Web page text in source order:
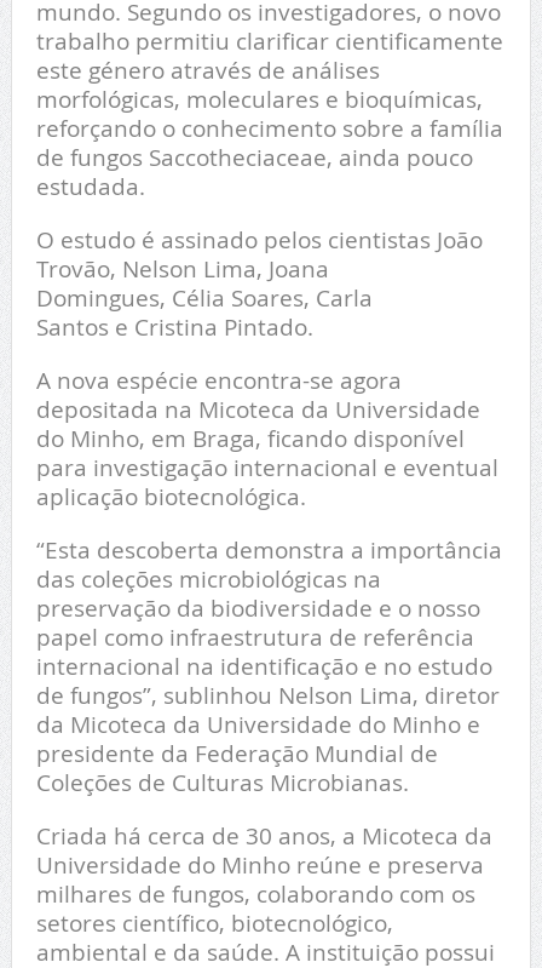
mundo. Segundo os investigadores, o novo
trabalho permitiu clarificar cientificamente
este género através de análises
morfológicas, moleculares e bioquímicas,
reforçando o conhecimento sobre a família
de fungos Saccotheciaceae, ainda pouco
estudada.
O estudo é assinado pelos cientistas João
Trovão, Nelson Lima, Joana
Domingues, Célia Soares, Carla
Santos e Cristina Pintado.
A nova espécie encontra-se agora
depositada na Micoteca da Universidade
do Minho, em Braga, ficando disponível
para investigação internacional e eventual
aplicação biotecnológica.
“Esta descoberta demonstra a importância
das coleções microbiológicas na
preservação da biodiversidade e o nosso
papel como infraestrutura de referência
internacional na identificação e no estudo
de fungos”, sublinhou Nelson Lima, diretor
da Micoteca da Universidade do Minho e
presidente da Federação Mundial de
Coleções de Culturas Microbianas.
Criada há cerca de 30 anos, a Micoteca da
Universidade do Minho reúne e preserva
milhares de fungos, colaborando com os
setores científico, biotecnológico,
ambiental e da saúde. A instituição possui